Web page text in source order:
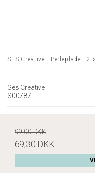
SES Creative - Perleplade - 2
Ses Creative
S00787
99,00 DKK
69,30 DKK